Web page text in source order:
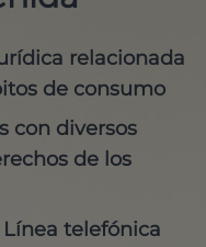
relacionada
de consumo
con diversos
de los
telefónica